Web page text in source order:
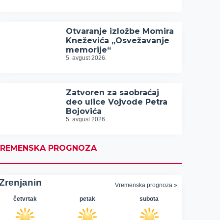
Otvaranje izložbe Momira
Kneževića „Osvežavanje
memorije“
5. avgust 2026.
Zatvoren za saobraćaj
deo ulice Vojvode Petra
Bojovića
5. avgust 2026.
PROGNOZA